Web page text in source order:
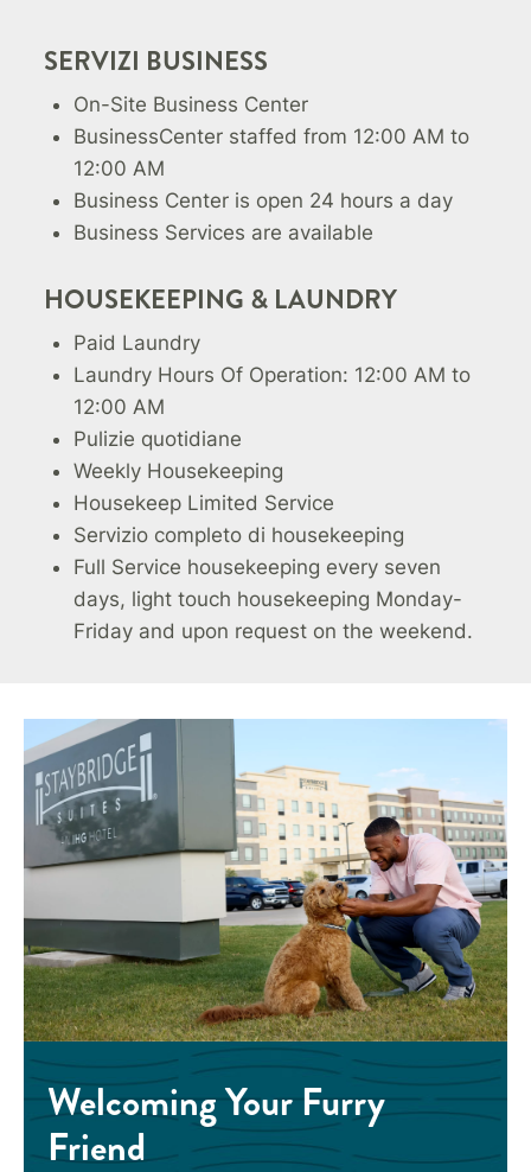
SERVIZI BUSINESS
On-Site Business Center
BusinessCenter staffed from 12:00 AM to
12:00 AM
Business Center is open 24 hours a day
Business Services are available
HOUSEKEEPING & LAUNDRY
Paid Laundry
Laundry Hours Of Operation: 12:00 AM to
12:00 AM
Pulizie quotidiane
Weekly Housekeeping
Housekeep Limited Service
Servizio completo di housekeeping
Full Service housekeeping every seven
days, light touch housekeeping Monday-
Friday and upon request on the weekend.
Welcoming Your Furry
Friend